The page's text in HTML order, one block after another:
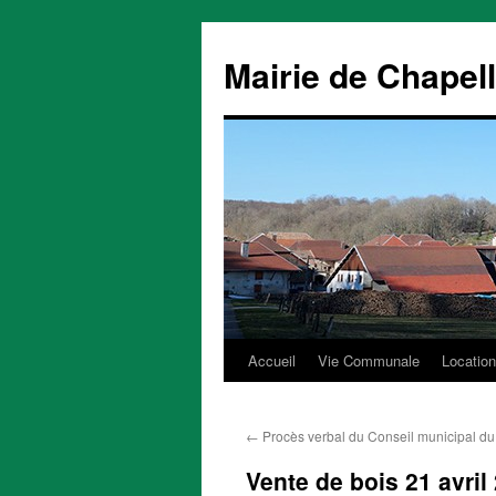
Mairie de
Aller
contenu
Accueil Vie Communale
← Procès verbal du Conseil municipal
Vente de bois 21 avril